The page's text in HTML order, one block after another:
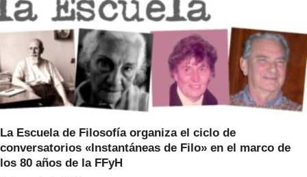
La Escuela de Filosofía organiza el ciclo de
conversatorios «Instantáneas de Filo» en el marco de
los 80 años de la FFyH